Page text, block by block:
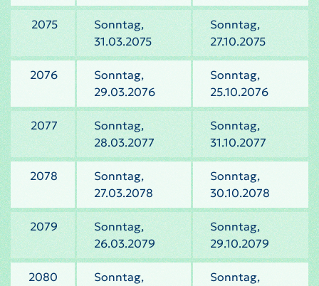
2075
Sonntag,
31.03.2075
Sonntag,
27.10.2075
2076
Sonntag,
29.03.2076
Sonntag,
25.10.2076
2077
Sonntag,
28.03.2077
Sonntag,
31.10.2077
2078
Sonntag,
27.03.2078
Sonntag,
30.10.2078
2079
Sonntag,
26.03.2079
Sonntag,
29.10.2079
2080
Sonntag,
Sonntag,